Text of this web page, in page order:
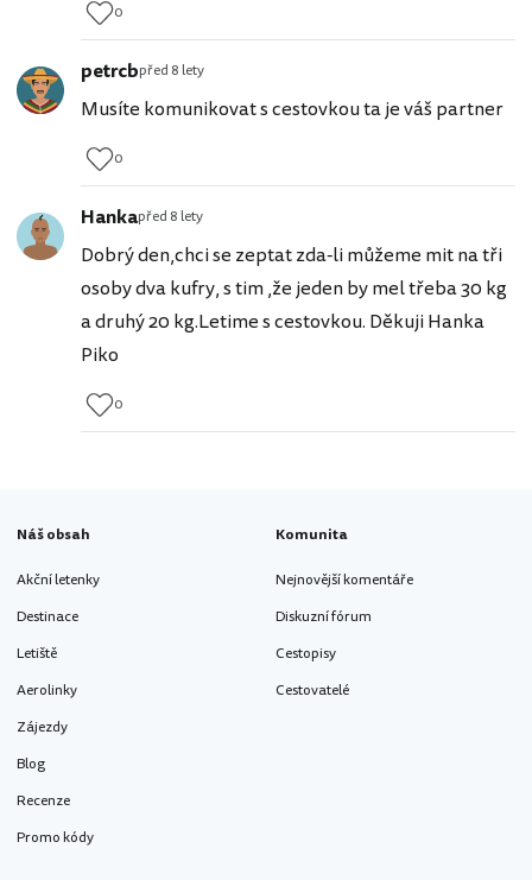
0
petrcbpřed 8 lety
Musíte komunikovat s cestovkou ta je váš partner
0
Hankapřed 8 lety
Dobrý den,chci se zeptat zda-li můžeme mit na tři
osoby dva kufry, s tim ,že jeden by mel třeba 30 kg
a druhý 20 kg.Letime s cestovkou. Děkuji Hanka
Piko
0
Náš obsah
Akční letenky
Destinace
Letiště
Aerolinky
Zájezdy
Blog
Recenze
Promo kódy
Komunita
Nejnovější komentáře
Diskuzní fórum
Cestopisy
Cestovatelé